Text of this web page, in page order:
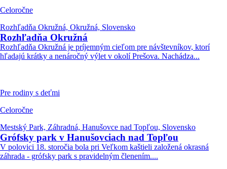
Celoročne
Rozhľadňa Okružná, Okružná, Slovensko
Rozhľadňa Okružná
Rozhľadňa Okružná je príjemným cieľom pre návštevníkov, ktorí
hľadajú krátky a nenáročný výlet v okolí Prešova. Nachádza...
Pre rodiny s deťmi
Celoročne
Mestský Park, Záhradná, Hanušovce nad Topľou, Slovensko
Grófsky park v Hanušovciach nad Topľou
V polovici 18. storočia bola pri Veľkom kaštieli založená okrasná
záhrada - grófsky park s pravidelným členením....